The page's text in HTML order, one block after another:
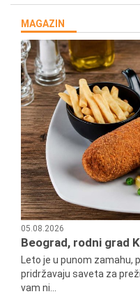
MAGAZIN
05.08.2026
Beograd, rodni grad
Leto je u punom zamahu,
pridržavaju saveta za
vam ni...